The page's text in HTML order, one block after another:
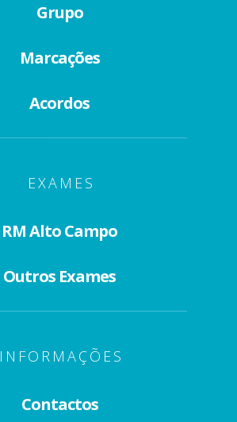
Grupo
Marcações
Acordos
EXAMES
RM Alto Campo
Outros Exames
INFORMAÇÕES
Contactos